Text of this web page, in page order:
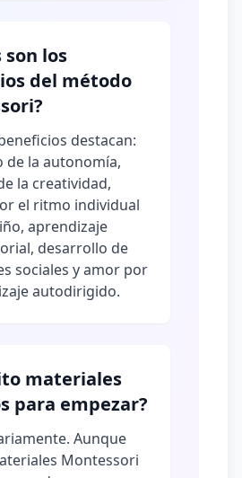
son los
del método
destacan:
de la autonomía,
la creatividad,
el ritmo individual
aprendizaje
desarrollo de
sociales y amor por
autodirigido.
materiales
para empezar?
Aunque
Montessori